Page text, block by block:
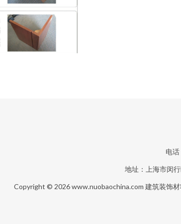
电
地址：上海市闵
Copyright © 2026www.nuobaochina.com 建筑装饰